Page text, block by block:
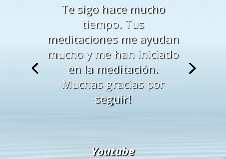
Te sigo hace mucho
tiempo. Tus
meditaciones me ayudan
mucho y me han iniciado
en la meditación.
Muchas gracias por
seguir!
Youtube